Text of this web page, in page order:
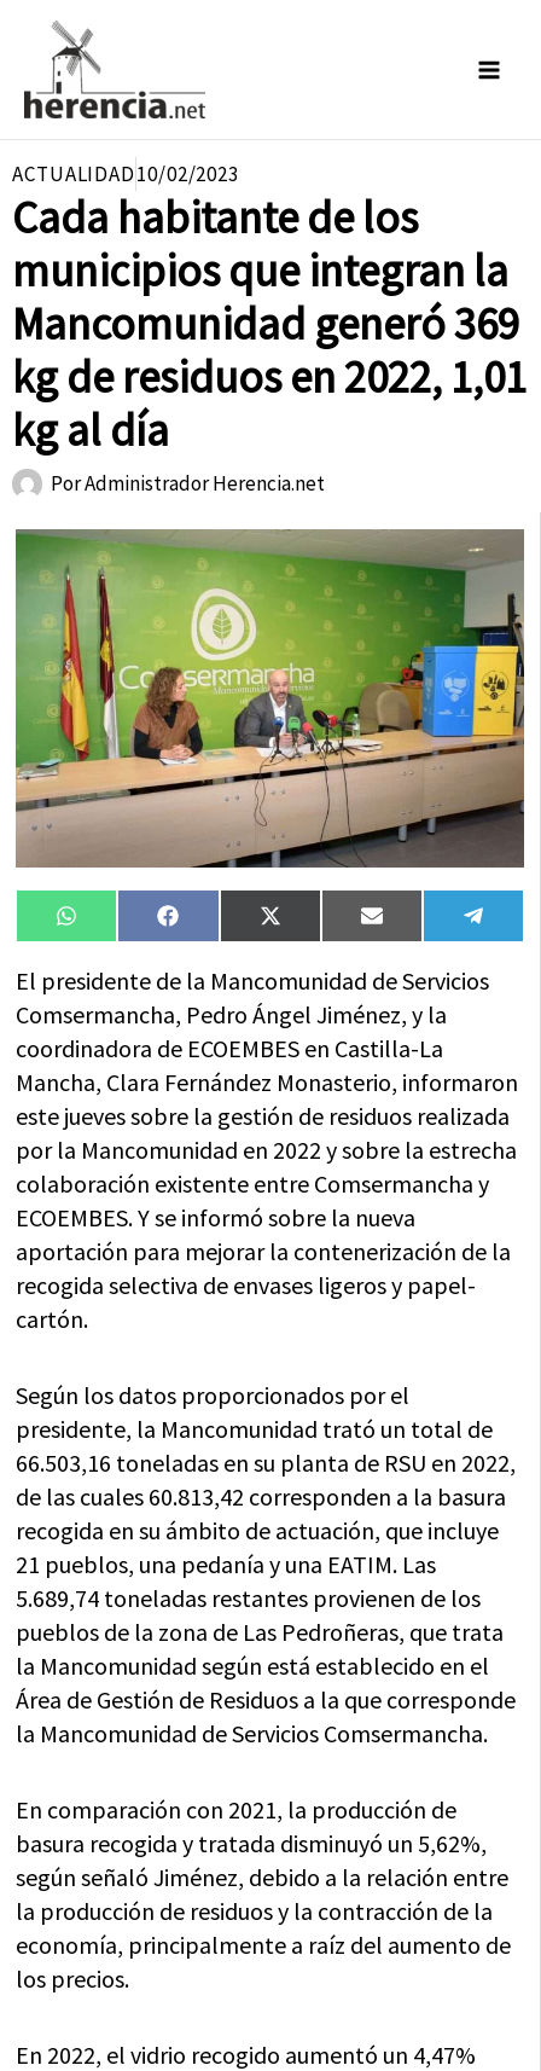
contenido
ACTUALIDAD10/02/2023
Cada habitante de los
municipios que integran la
Mancomunidad generó 369
kg de residuos en 2022, 1,01
kg al día
PorAdministrador Herencia.net
Compartir
en
WhatsAppCompartir
en
FacebookCompartir
en
X
(Twitter)
Compartir
en
Email
en
El presidente de la Mancomunidad de Servicios
Comsermancha, Pedro Ángel Jiménez, y la
coordinadora de ECOEMBES en Castilla-La
Mancha, Clara Fernández Monasterio, informaron
este jueves sobre la gestión de residuos realizada
por la Mancomunidad en 2022 y sobre la estrecha
colaboración existente entre Comsermancha y
ECOEMBES. Y se informó sobre la nueva
aportación para mejorar la contenerización de la
recogida selectiva de envases ligeros y papel-
cartón.
Según los datos proporcionados por el
presidente, la Mancomunidad trató un total de
66.503,16 toneladas en su planta de RSU en 2022,
de las cuales 60.813,42 corresponden a la basura
recogida en su ámbito de actuación, que incluye
21 pueblos, una pedanía y una EATIM. Las
5.689,74 toneladas restantes provienen de los
pueblos de la zona de Las Pedroñeras, que trata
la Mancomunidad según está establecido en el
Área de Gestión de Residuos a la que corresponde
la Mancomunidad de Servicios Comsermancha.
En comparación con 2021, la producción de
basura recogida y tratada disminuyó un 5,62%,
según señaló Jiménez, debido a la relación entre
la producción de residuos y la contracción de la
economía, principalmente a raíz del aumento de
los precios.
En 2022, el vidrio recogido aumentó un 4,47%